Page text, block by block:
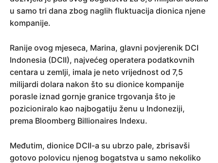
u samo tri dana zbog naglih fluktuacija dionica njene
kompanije.
Ranije ovog mjeseca, Marina, glavni povjerenik DCI
Indonesia (DCII), najvećeg operatera podatkovnih
centara u zemlji, imala je neto vrijednost od 7,5
milijardi dolara nakon što su dionice kompanije
porasle iznad gornje granice trgovanja što je
pozicioniralo kao najbogatiju ženu u Indoneziji,
prema Bloomberg Billionaires Indexu.
Međutim, dionice DCII-a su ubrzo pale, zbrisavši
gotovo polovicu njenog bogatstva u samo nekoliko